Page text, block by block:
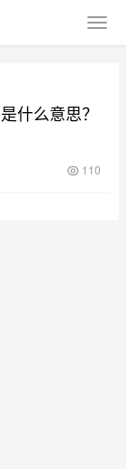
什么意思？
110